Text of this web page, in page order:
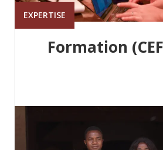
EXPERTISE
Formation